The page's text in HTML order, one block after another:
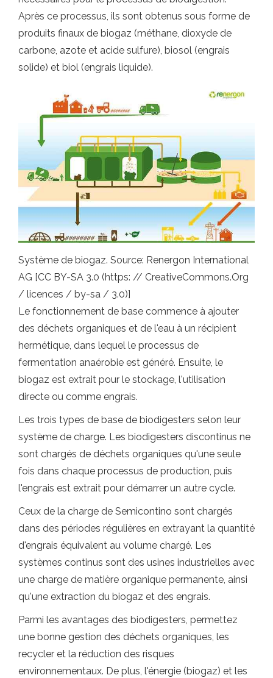
Après ce processus, ils sont obtenus sous forme de
produits finaux de biogaz (méthane, dioxyde de
carbone, azote et acide sulfure), biosol (engrais
solide) et biol (engrais liquide).
Système de biogaz. Source: Renergon International
AG [CC BY-SA 3.0 (https: // CreativeCommons.Org
/ licences / by-sa / 3.0)]
Le fonctionnement de base commence à ajouter
des déchets organiques et de l'eau à un récipient
hermétique, dans lequel le processus de
fermentation anaérobie est généré. Ensuite, le
biogaz est extrait pour le stockage, l'utilisation
directe ou comme engrais.
Les trois types de base de biodigesters selon leur
système de charge. Les biodigesters discontinus ne
sont chargés de déchets organiques qu'une seule
fois dans chaque processus de production, puis
l'engrais est extrait pour démarrer un autre cycle.
Ceux de la charge de Semicontino sont chargés
dans des périodes régulières en extrayant la quantité
d'engrais équivalent au volume chargé. Les
systèmes continus sont des usines industrielles avec
une charge de matière organique permanente, ainsi
qu'une extraction du biogaz et des engrais.
Parmi les avantages des biodigesters, permettez
une bonne gestion des déchets organiques, les
recycler et la réduction des risques
environnementaux. De plus, l'énergie (biogaz) et les